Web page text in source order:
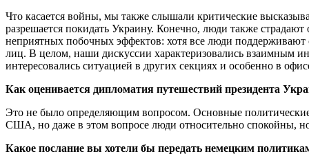
Что касается войны, мы также слышали критические
разрешается покидать Украину. Конечно, люди также
неприятных побочных эффектов: хотя все люди
лиц. В целом, наши дискуссии характеризовались взаимным
интересовались ситуацией в других секциях и особенно в
Как оценивается дипломатия путешествий президента
Это не было определяющим вопросом. Основные
США, но даже в этом вопросе люди относительно спокойны, но
Какое послание вы хотели бы передать немецким